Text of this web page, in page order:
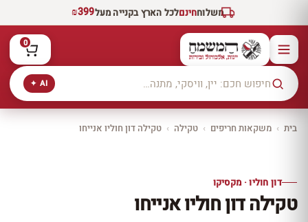
משלוחחינםלכל הארץ בקנייה מעל₪399
AI ✦
0
בית › משקאות חריפים › טקילה › טקילה דון חוליו אנייחו
10% הנחה
עכשיו ב-10% הנחה
דון חוליו · מקסיקו
טקילה דון חוליו אנייחו